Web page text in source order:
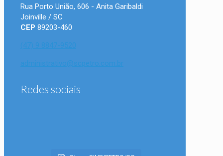
Rua Porto União, 606 - Anita Garibaldi
Joinville / SC
CEP 89203-460
(47) 9 8847-9520
administrativo@scpetro.com.br
Redes sociais